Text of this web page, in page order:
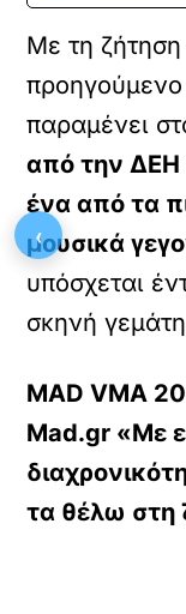
Με τη ζήτηση
παραμένει
από την ΔΕΗ
ένα από τα
μουσικά
υπόσχεται
σκηνή
MAD VMA
Mad.gr «Με
τα θέλω στη
‹